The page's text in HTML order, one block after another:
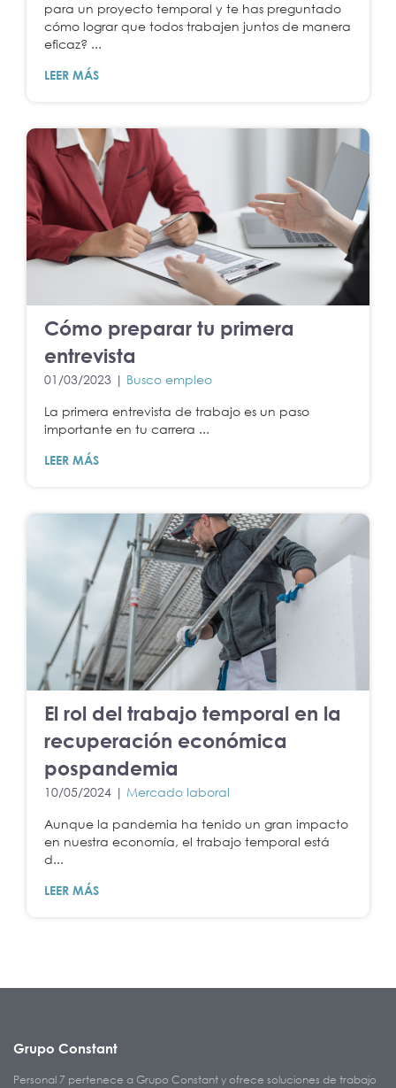
para un proyecto temporal y te has preguntado
cómo lograr que todos trabajen juntos de manera
eficaz? ...
LEER MÁS
Cómo preparar tu primera
entrevista
01/03/2023 | Busco empleo
La primera entrevista de trabajo es un paso
importante en tu carrera ...
LEER MÁS
El rol del trabajo temporal en la
recuperación económica
pospandemia
10/05/2024 | Mercado laboral
Aunque la pandemia ha tenido un gran impacto
en nuestra economía, el trabajo temporal está
d...
LEER MÁS
Grupo Constant
Personal 7 pertenece a Grupo Constant y ofrece soluciones de trabajo